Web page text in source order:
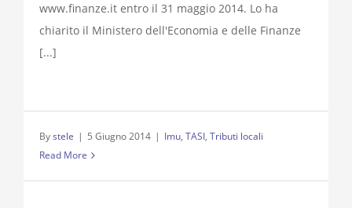
www.finanze.it entro il 31 maggio 2014. Lo ha
chiarito il Ministero dell'Economia e delle Finanze
[...]
Bystele | 5 Giugno 2014 | Imu, TASI, Tributi locali
Read More